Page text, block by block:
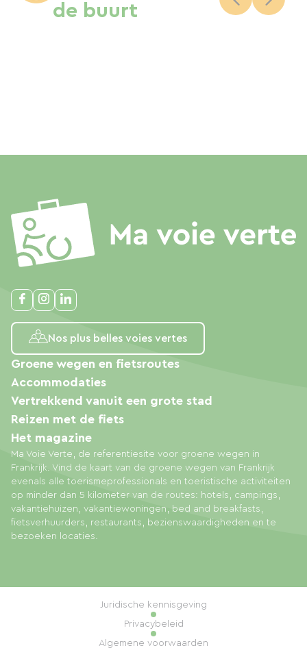
de buurt
Nos plus belles voies vertes
Ma Voie Verte, de referentiesite voor groene wegen in
Frankrijk. Vind de kaart van de groene wegen van Frankrijk
evenals alle toerismeprofessionals en toeristische activiteiten
op minder dan 5 kilometer van de routes: hotels, campings,
vakantiehuizen, vakantiewoningen, bed and breakfasts,
fietsverhuurders, restaurants, bezienswaardigheden en te
bezoeken locaties.
Groene wegen en fietsroutes
Accommodaties
Vertrekkend vanuit een grote stad
Reizen met de fiets
Het magazine
Juridische kennisgeving
Privacybeleid
Algemene voorwaarden